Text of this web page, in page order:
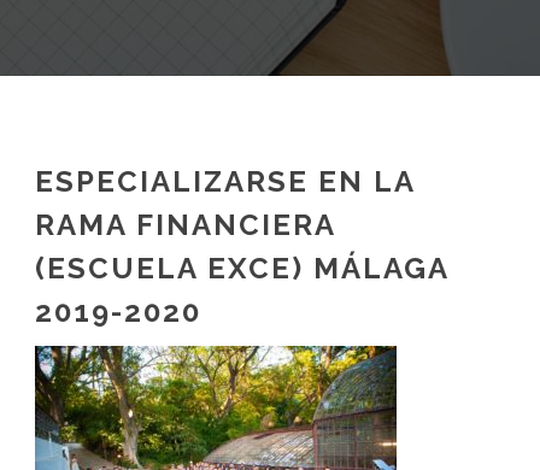
ESPECIALIZARSE EN LA
RAMA FINANCIERA
(ESCUELA EXCE) MÁLAGA
2019-2020